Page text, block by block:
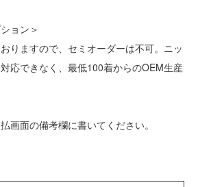
ョン＞
りますので、セミオーダーは不可。ニッ
応できなく、最低100着からのOEM生産
画面の備考欄に書いてください。